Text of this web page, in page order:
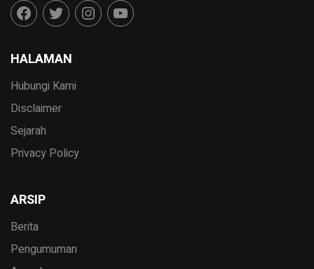
HALAMAN
Hubungi Kami
Disclaimer
Sejarah
Privacy Policy
ARSIP
Berita
Pengumuman